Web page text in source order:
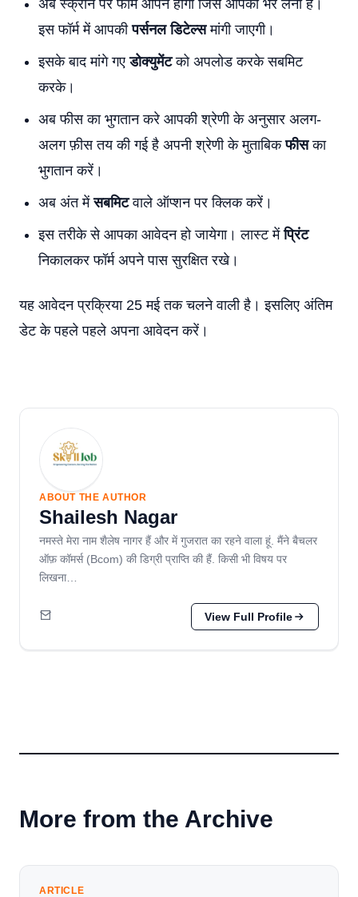
अब स्क्रीन पर फॉर्म ओपन होगा जिसे आपको भर लेना है।
इस फॉर्म में आपकीपर्सनल डिटेल्समांगी जाएगी।
इसके बाद मांगे गएडोक्युमेंटको अपलोड करके सबमिट
करके।
अब फीस का भुगतान करे आपकी श्रेणी के अनुसार अलग-
अलग फ़ीस तय की गई है अपनी श्रेणी के मुताबिकफीसका
भुगतान करें।
अब अंत मेंसबमिटवाले ऑप्शन पर क्लिक करें।
इस तरीके से आपका आवेदन हो जायेगा। लास्ट मेंप्रिंट
निकालकर फॉर्म अपने पास सुरक्षित रखे।
यह आवेदन प्रक्रिया 25 मई तक चलने वाली है। इसलिए अंतिम
डेट के पहले पहले अपना आवेदन करें।
ABOUT THE AUTHOR
Shailesh Nagar
नमस्ते मेरा नाम शैलेष नागर हैं और में गुजरात का रहने वाला हूं. मैंने बैचलर
ऑफ़ कॉमर्स (Bcom) की डिग्री प्राप्ति की हैं. किसी भी विषय पर
लिखना…
View Full Profile
More from the Archive
ARTICLE